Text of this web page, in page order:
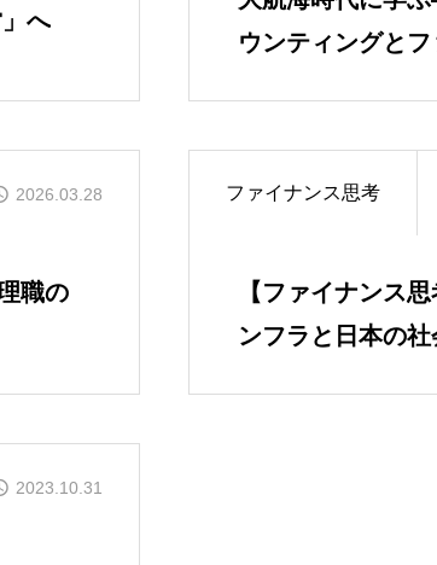
へ
ウンティングと
2026.03.28
職の
ファイナンス思考
【ファイナンス
ンフラと日本の社
2023.10.31